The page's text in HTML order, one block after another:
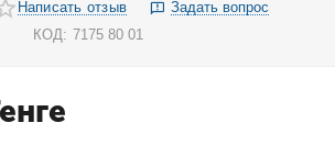
Написать отзыв
Задать вопрос
КОД: 7175 80 01